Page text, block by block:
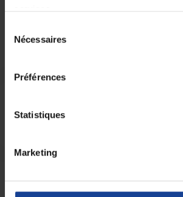
Nécessaires
Préférences
Statistiques
Marketing
Vous souhaitez être informé des
Maison des Adolescents du